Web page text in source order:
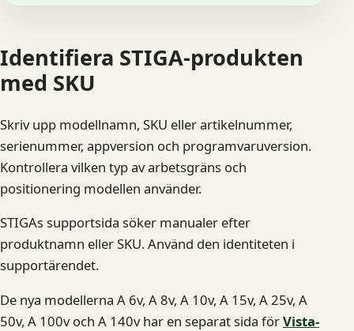
Identifiera STIGA-produkten
med SKU
Skriv upp modellnamn, SKU eller artikelnummer,
serienummer, appversion och programvaruversion.
Kontrollera vilken typ av arbetsgräns och
positionering modellen använder.
STIGAs supportsida söker manualer efter
produktnamn eller SKU. Använd den identiteten i
supportärendet.
De nya modellerna A 6v, A 8v, A 10v, A 15v, A 25v, A
50v, A 100v och A 140v har en separat sida förVista-